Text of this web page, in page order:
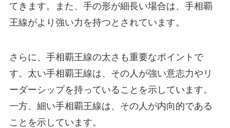
てきます。また、手の形が細長い場合は、手相覇
王線がより強い力を持つとされています。
さらに、手相覇王線の太さも重要なポイントで
す。太い手相覇王線は、その人が強い意志力やリ
ーダーシップを持っていることを示しています。
一方、細い手相覇王線は、その人が内向的である
ことを示しています。